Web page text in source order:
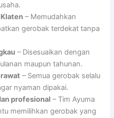
– Memudahkan
gerobak terdekat tanpa
– Disesuaikan dengan
maupun tahunan.
– Semua gerobak selalu
nyaman dipakai.
profesional – Tim Ayuma
memilihkan gerobak yang